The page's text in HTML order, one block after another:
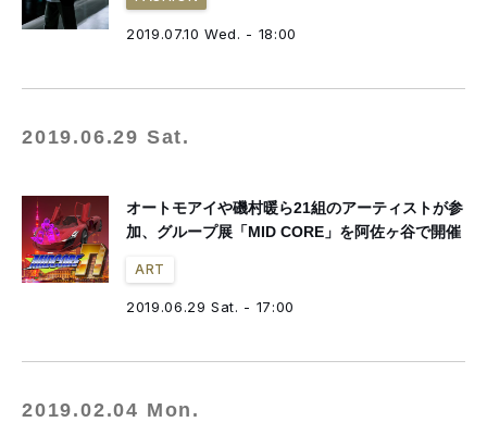
2019.07.10 Wed. - 18:00
2019.06.29 Sat.
オートモアイや磯村暖ら21組のアーティストが参
加、グループ展「MID CORE」を阿佐ヶ谷で開催
ART
2019.06.29 Sat. - 17:00
2019.02.04 Mon.